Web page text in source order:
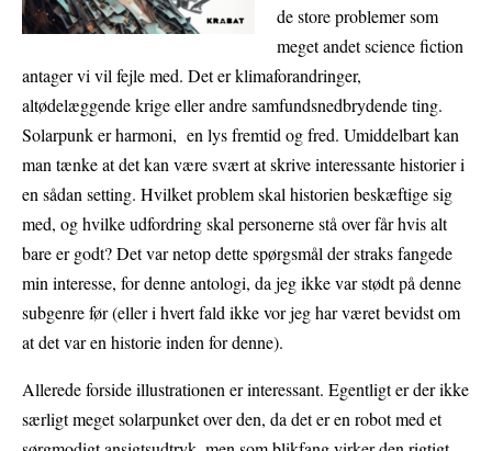
de store problemer som
meget andet science fiction
antager vi vil fejle med. Det er klimaforandringer,
altødelæggende krige eller andre samfundsnedbrydende ting.
Solarpunk er harmoni, en lys fremtid og fred. Umiddelbart kan
man tænke at det kan være svært at skrive interessante historier i
en sådan setting. Hvilket problem skal historien beskæftige sig
med, og hvilke udfordring skal personerne stå over får hvis alt
bare er godt? Det var netop dette spørgsmål der straks fangede
min interesse, for denne antologi, da jeg ikke var stødt på denne
subgenre før (eller i hvert fald ikke vor jeg har været bevidst om
at det var en historie inden for denne).
Allerede forside illustrationen er interessant. Egentligt er der ikke
særligt meget solarpunket over den, da det er en robot med et